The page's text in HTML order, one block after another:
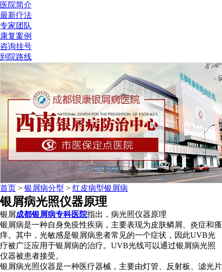
医院简介
最新疗法
专家团队
康复案例
咨询挂号
到院路线
首页 > 银屑病分型 > 红皮病型银屑病
银屑病光照仪器原理
银屑成都银屑病专科医院指出，病光照仪器原理
银屑病是一种自身免疫性疾病，主要表现为皮肤鳞屑、炎症和瘙
痒。其中，光敏感是银屑病患者常见的一个症状，因此UVB光
疗被广泛应用于银屑病的治疗。UVB光线可以通过银屑病光照
仪器被患者接受。
银屑病光照仪器是一种医疗器械，主要由灯管、反射板、滤光片